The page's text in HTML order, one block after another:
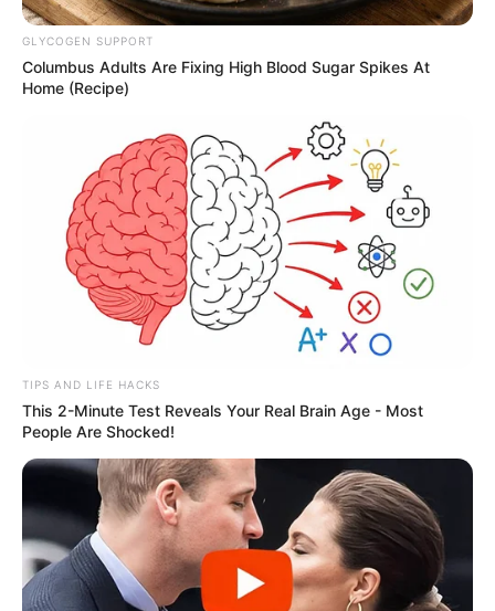
ΤΑΥΤΟΤΗΤΑ ΚΑΙ ΕΠΙΚΟΙΝΩΝΙΑ ΟΡΟΙ ΧΡΗΣΗΣ
GLYCOGEN SUPPORT
Columbus Adults Are Fixing High Blood Sugar Spikes At
Home (Recipe)
TIPS AND LIFE HACKS
This 2-Minute Test Reveals Your Real Brain Age - Most
People Are Shocked!